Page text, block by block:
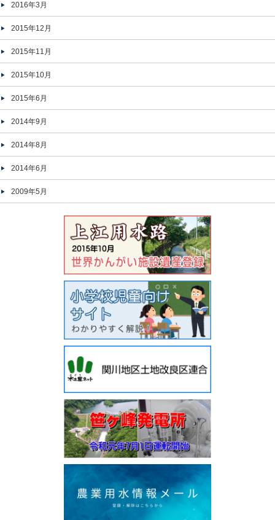
2016年3月
2015年12月
2015年11月
2015年10月
2015年6月
2014年9月
2014年8月
2014年6月
2009年5月